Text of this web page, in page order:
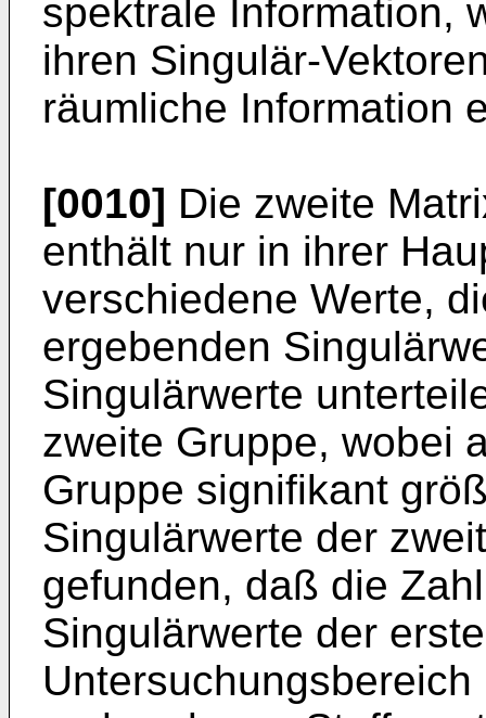
spektrale Information,
ihren Singulär-
räumliche Information
[0010] Die zweite
enthält nur in ihrer
verschiedene Werte,
ergebenden
Singulärwerte
zweite Gruppe, wobei
Gruppe signifikant
Singulärwerte der
gefunden, daß die
Singulärwerte der